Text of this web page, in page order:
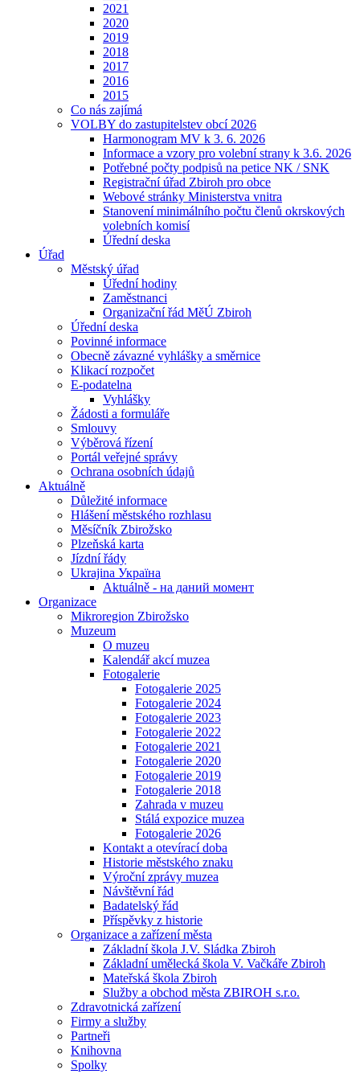
2021
2020
2019
2018
2017
2016
2015
Co nás zajímá
VOLBY do zastupitelstev obcí 2026
Harmonogram MV k 3. 6. 2026
Informace a vzory pro volební strany k 3.6. 2026
Potřebné počty podpisů na petice NK / SNK
Registrační úřad Zbiroh pro obce
Webové stránky Ministerstva vnitra
Stanovení minimálního počtu členů okrskových
volebních komisí
Úřední deska
Úřad
Městský úřad
Úřední hodiny
Zaměstnanci
Organizační řád MěÚ Zbiroh
Úřední deska
Povinné informace
Obecně závazné vyhlášky a směrnice
Klikací rozpočet
E-podatelna
Vyhlášky
Žádosti a formuláře
Smlouvy
Výběrová řízení
Portál veřejné správy
Ochrana osobních údajů
Aktuálně
Důležité informace
Hlášení městského rozhlasu
Měsíčník Zbirožsko
Plzeňská karta
Jízdní řády
Ukrajina Україна
Aktuálně - на даний момент
Organizace
Mikroregion Zbirožsko
Muzeum
O muzeu
Kalendář akcí muzea
Fotogalerie
Fotogalerie 2025
Fotogalerie 2024
Fotogalerie 2023
Fotogalerie 2022
Fotogalerie 2021
Fotogalerie 2020
Fotogalerie 2019
Fotogalerie 2018
Zahrada v muzeu
Stálá expozice muzea
Fotogalerie 2026
Kontakt a otevírací doba
Historie městského znaku
Výroční zprávy muzea
Návštěvní řád
Badatelský řád
Příspěvky z historie
Organizace a zařízení města
Základní škola J.V. Sládka Zbiroh
Základní umělecká škola V. Vačkáře Zbiroh
Mateřská škola Zbiroh
Služby a obchod města ZBIROH s.r.o.
Zdravotnická zařízení
Firmy a služby
Partneři
Knihovna
Spolky